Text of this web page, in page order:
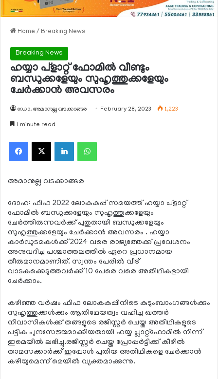
Home / Breaking News
Breaking News
ഹയ്യാ പ്‌ളാറ്റ് ഫോമില്‍ വീണ്ടും
ബന്ധുക്കളേയും സുഹൃത്തുക്കളേയും
ചേര്‍ക്കാന്‍ അവസരം
ഡോ. അമാനുല്ല വടക്കാങ്ങര February 28, 2023 1,223
1 minute read
Facebook
X LinkedInWhatsApp
അമാനുല്ല വടക്കാങ്ങര
ദോഹ: ഫിഫ 2022 ലോകകപ്പ് സമയത്ത് ഹയ്യാ പ്‌ളാറ്റ്
ഫോമില്‍ ബന്ധുക്കളേയും സുഹൃത്തുക്കളേയും
ചേര്‍ത്തിരുന്നവര്‍ക്ക് പുതുതായി ബന്ധുക്കളേയും
സുഹൃത്തുക്കളേയും ചേര്‍ക്കാന്‍ അവസരം . ഹയ്യാ
കാര്‍ഡുടമകള്‍ക്ക് 2024 വരെ രാജ്യത്തേക്ക് പ്രവേശനം
അനുവദിച്ച പശ്ചാത്തലത്തില്‍ ഏറെ പ്രധാനമായ
തീരുമാനമാണിത്. സ്വന്തം പേരില്‍ വീട്
വാടകക്കെടുത്തവര്‍ക്ക് 10 പേരെ വരെ അതിഥികളായി
ചേര്‍ക്കാം.
കഴിഞ്ഞ വര്‍ഷം ഫിഫ ലോകകപ്പിനിടെ കുടുംബാംഗങ്ങള്‍ക്കും
സുഹൃത്തുക്കള്‍ക്കും ആതിഥേയത്വം വഹിച്ച ഖത്തര്‍
നിവാസികള്‍ക്ക് തങ്ങളുടെ രജിസ്റ്റര്‍ ചെയ്ത അതിഥികളുടെ
പട്ടിക പുനഃസജ്ജമാക്കിയതായി ഹയ്യ പ്ലാറ്റ്ഫോമില്‍ നിന്ന്
ഇമെയില്‍ ലഭിച്ചു.രജിസ്റ്റര്‍ ചെയ്ത പ്രോപ്പര്‍ട്ടിക്ക് കീഴില്‍
താമസക്കാര്‍ക്ക് ഇപ്പോള്‍ പുതിയ അതിഥികളെ ചേര്‍ക്കാന്‍
കഴിയുമെന്ന് മെയില്‍ വ്യക്തമാക്കുന്നു.